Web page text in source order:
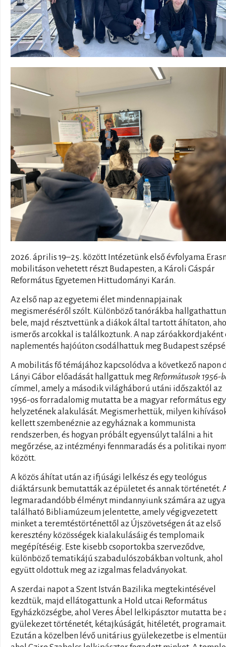
2026. április 19–25. között Intézetünk első évfolyama
mobilitáson vehetett részt Budapesten, a Károli Gáspár
Református Egyetemen Hittudományi Karán.
Az első nap az egyetemi élet mindennapjainak
megismeréséről szólt. Különböző tanórákba
bele, majd résztvettünk a diákok által tartott áhítaton,
ismerős arcokkal is találkoztunk. A nap záróakkordjaként
naplementés hajóúton csodálhattuk meg Budapest
A mobilitás fő témájához kapcsolódva a következő napon
Lányi Gábor előadását hallgattuk meg Reformátusok 1956-
címmel, amely a második világháború utáni időszaktól az
1956-os forradalomig mutatta be a magyar református
helyzetének alakulását. Megismerhettük, milyen
kellett szembenéznie az egyháznak a kommunista
rendszerben, és hogyan próbált egyensúlyt találni a hit
megőrzése, az intézményi fennmaradás és a politikai
között.
A közös áhítat után az ifjúsági lelkész és egy teológus
diáktársunk bemutatták az épületet és annak történetét.
legmaradandóbb élményt mindannyiunk számára az
található Bibliamúzeum jelentette, amely végigvezetett
minket a teremtéstörténettől az Újszövetségen át az első
keresztény közösségek kialakulásáig és templomaik
megépítéséig. Este kisebb csoportokba szerveződve,
különböző tematikájú szabadulószobákban voltunk, ahol
együtt oldottuk meg az izgalmas feladványokat.
A szerdai napot a Szent István Bazilika megtekintésével
kezdtük, majd ellátogattunk a Hold utcai Református
Egyházközségbe, ahol Veres Ábel lelkipásztor mutatta be
gyülekezet történetét, kétajkúságát, hitéletét, programait.
Ezután a közelben lévő unitárius gyülekezetbe is